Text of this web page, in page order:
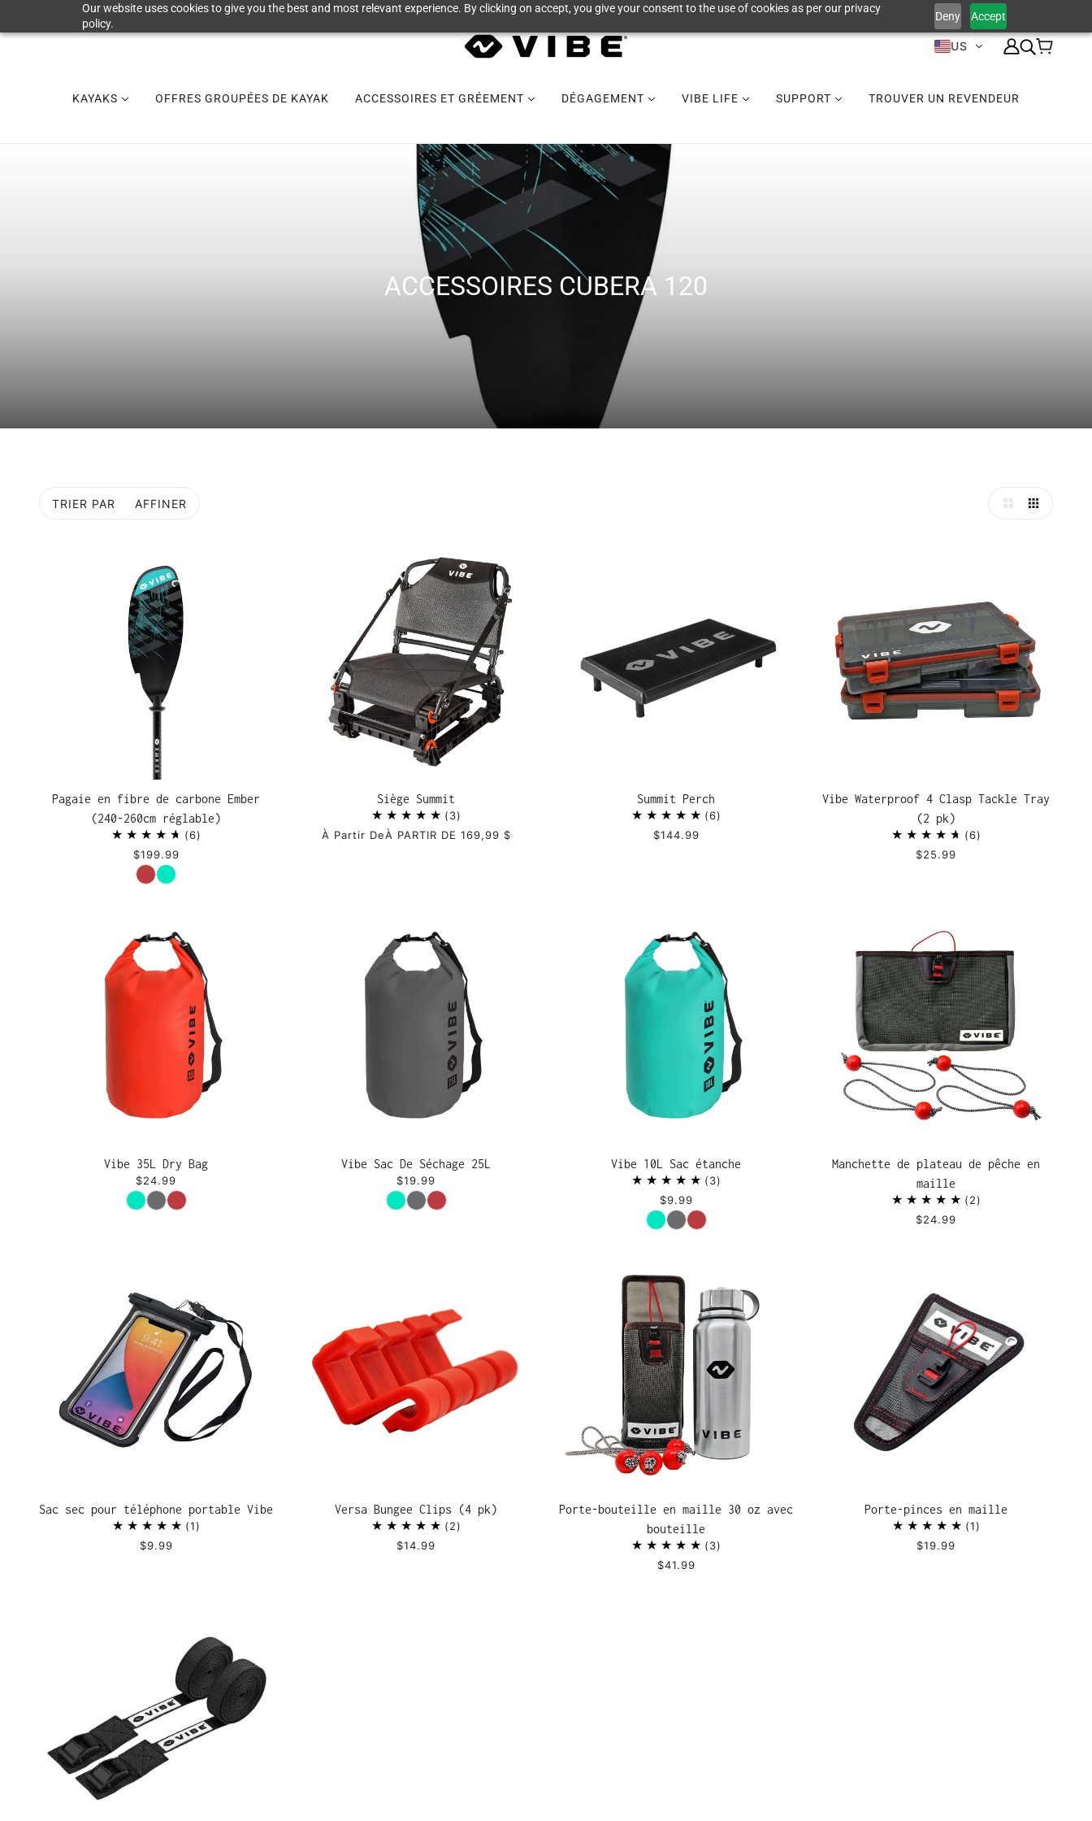
Our website uses cookies to give you the best and most relevant experience. By clicking on accept, you give your consent to the use of cookies as per our privacy
policy.
Deny Accept
US
KAYAKS OFFRES GROUPÉES DE KAYAK ACCESSOIRES ET GRÉEMENT DÉGAGEMENT VIBE LIFE SUPPORT TROUVER UN REVENDEUR
ACCESSOIRES CUBERA 120
TRIER PAR AFFINER
Pagaie en fibre de carbone Ember
(240-260cm réglable)
6
$199.99
Couleur
Siège Summit
3
À Partir DeÀ PARTIR DE 169,99 $
Summit Perch
6
$144.99
Vibe Waterproof 4 Clasp Tackle Tray
(2 pk)
6
$25.99
Vibe 35L Dry Bag
$24.99
Couleur
Vibe Sac De Séchage 25L
$19.99
Couleur
Vibe 10L Sac étanche
3
$9.99
Couleur
Manchette de plateau de pêche en
maille
2
$24.99
Sac sec pour téléphone portable Vibe
1
$9.99
Versa Bungee Clips (4 pk)
2
$14.99
Porte-bouteille en maille 30 oz avec
bouteille
3
$41.99
Porte-pinces en maille
1
$19.99